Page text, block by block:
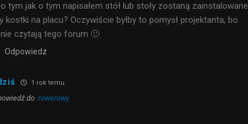
tym jak o tym napisałem stół lub stoły zostaną zainstalowane
kostki na placu? Oczywiście byłby to pomysł projektanta, bo
czytają tego forum 🙂
Odpowiedz
1 rok temu
do rowerowy